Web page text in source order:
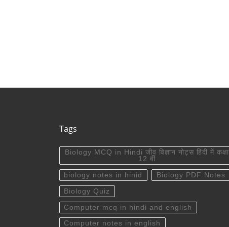
Tags
Biology MCQ in Hindi जीव विज्ञान नोट्स हिंदी में कक्षा
12 वीं
biology notes in hinid Biology PDF Notes
Biology Quiz
Computer mcq in hindi and english
Computer notes in english